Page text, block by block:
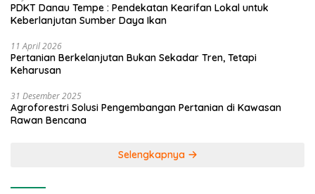
PDKT Danau Tempe : Pendekatan Kearifan Lokal untuk
Keberlanjutan Sumber Daya Ikan
11 April 2026
Pertanian Berkelanjutan Bukan Sekadar Tren, Tetapi
Keharusan
31 Desember 2025
Agroforestri Solusi Pengembangan Pertanian di Kawasan
Rawan Bencana
Selengkapnya